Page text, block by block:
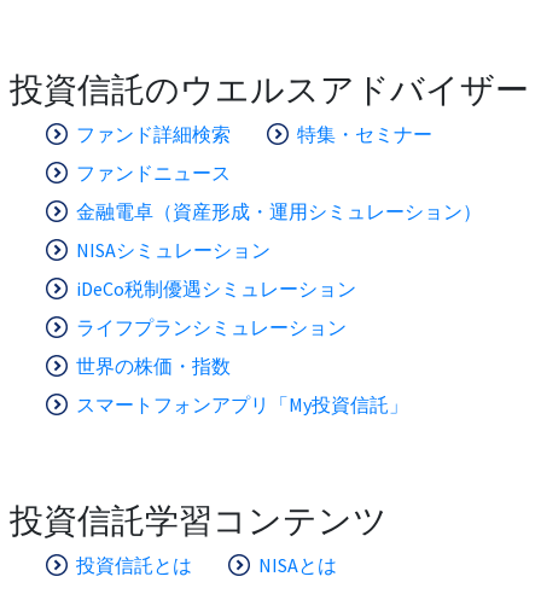
投資信託のウエルスアドバイザー
ファンド詳細検索
特集・セミナー
ファンドニュース
金融電卓（資産形成・運用シミュレーション）
NISAシミュレーション
iDeCo税制優遇シミュレーション
ライフプランシミュレーション
世界の株価・指数
スマートフォンアプリ「My投資信託」
投資信託学習コンテンツ
投資信託とは NISAとは